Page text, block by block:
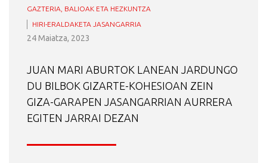
GAZTERIA, BALIOAK ETA HEZKUNTZA
HIRI-ERALDAKETA JASANGARRIA
24 Maiatza, 2023
JUAN MARI ABURTOK LANEAN JARDUNGO
DU BILBOK GIZARTE-KOHESIOAN ZEIN
GIZA-GARAPEN JASANGARRIAN AURRERA
EGITEN JARRAI DEZAN